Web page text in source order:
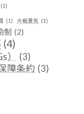
(1)
(1) 大戦景気 (1)
制 (2)
(4)
） (3)
障条約 (3)